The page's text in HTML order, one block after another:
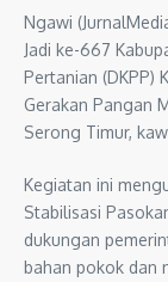
Ngawi
Jadi ke-667
Pertanian (DKPP)
Gerakan Pangan
Serong Timur,
Kegiatan ini
Stabilisasi
dukungan
bahan pokok dan